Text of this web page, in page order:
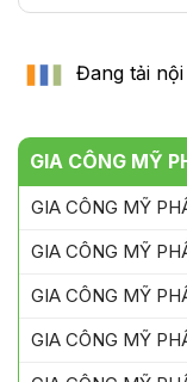
Đang tải
GIA CÔNG MỸ
GIA CÔNG MỸ
GIA CÔNG MỸ
GIA CÔNG MỸ
GIA CÔNG MỸ